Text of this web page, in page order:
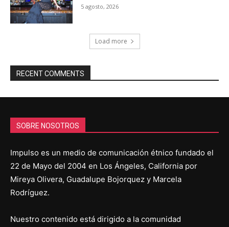
5 agosto, 2026
Load more
RECENT COMMENTS
SOBRE NOSOTROS
Impulso es un medio de comunicación étnico fundado el
22 de Mayo del 2004 en Los Ángeles, California por
Mireya Olivera, Guadalupe Bojorquez y Marcela
Rodríguez.
Nuestro contenido está dirigido a la comunidad